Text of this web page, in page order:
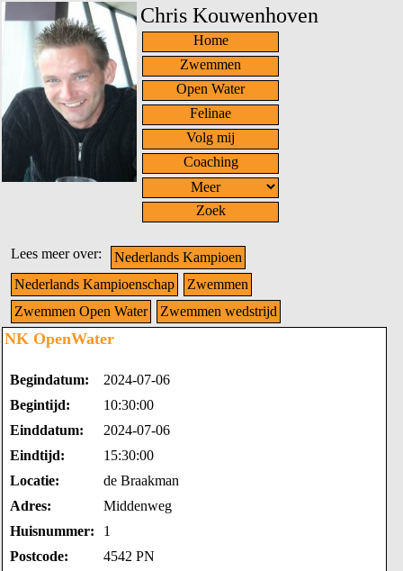
Chris Kouwenhoven
Home
Zwemmen
Open Water
Felinae
Volg mij
Coaching
Zoek
Lees meer over:
Nederlands Kampioen
Nederlands Kampioenschap
Zwemmen
Zwemmen Open Water
Zwemmen wedstrijd
NK OpenWater
Begindatum:
2024-07-06
Begintijd:
10:30:00
Einddatum:
2024-07-06
Eindtijd:
15:30:00
Locatie:
de Braakman
Adres:
Middenweg
Huisnummer:
1
Postcode:
4542 PN